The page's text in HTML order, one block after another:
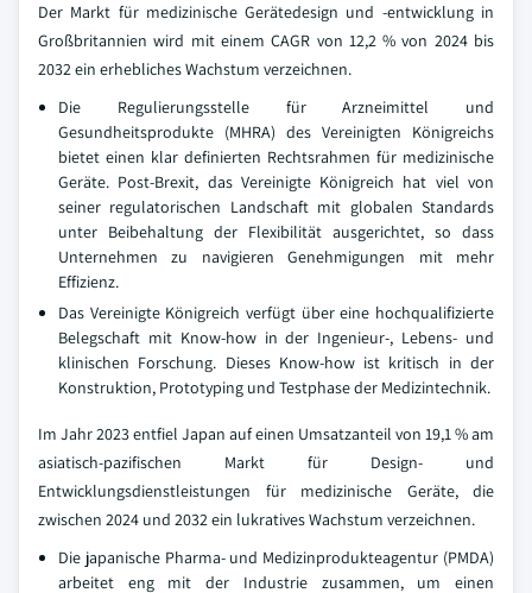
Der Markt für medizinische Gerätedesign und -entwicklung in
Großbritannien wird mit einem CAGR von 12,2 % von 2024 bis
2032 ein erhebliches Wachstum verzeichnen.
Die Regulierungsstelle für Arzneimittel und
Gesundheitsprodukte (MHRA) des Vereinigten Königreichs
bietet einen klar definierten Rechtsrahmen für medizinische
Geräte. Post-Brexit, das Vereinigte Königreich hat viel von
seiner regulatorischen Landschaft mit globalen Standards
unter Beibehaltung der Flexibilität ausgerichtet, so dass
Unternehmen zu navigieren Genehmigungen mit mehr
Effizienz.
Das Vereinigte Königreich verfügt über eine hochqualifizierte
Belegschaft mit Know-how in der Ingenieur-, Lebens- und
klinischen Forschung. Dieses Know-how ist kritisch in der
Konstruktion, Prototyping und Testphase der Medizintechnik.
Im Jahr 2023 entfiel Japan auf einen Umsatzanteil von 19,1 % am
asiatisch-pazifischen Markt für Design- und
Entwicklungsdienstleistungen für medizinische Geräte, die
zwischen 2024 und 2032 ein lukratives Wachstum verzeichnen.
Die japanische Pharma- und Medizinprodukteagentur (PMDA)
arbeitet eng mit der Industrie zusammen, um einen